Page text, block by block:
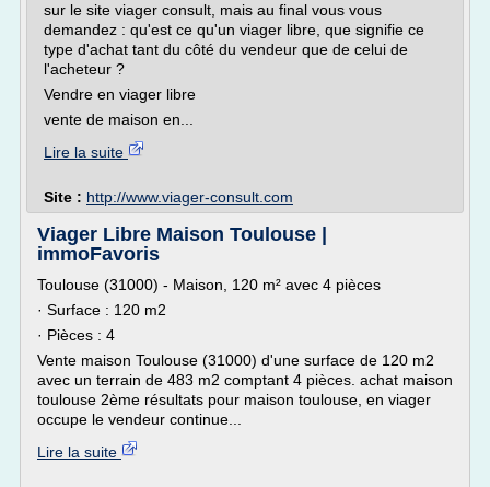
sur le site viager consult, mais au final vous vous
demandez : qu'est ce qu'un viager libre, que signifie ce
type d'achat tant du côté du vendeur que de celui de
l'acheteur ?
Vendre en viager libre
vente de maison en...
Lire la suite
Site : http://www.viager-consult.com
Viager Libre Maison Toulouse |
immoFavoris
Toulouse (31000) - Maison, 120 m² avec 4 pièces
· Surface : 120 m2
· Pièces : 4
Vente maison Toulouse (31000) d'une surface de 120 m2
avec un terrain de 483 m2 comptant 4 pièces. achat maison
toulouse 2ème résultats pour maison toulouse, en viager
occupe le vendeur continue...
Lire la suite